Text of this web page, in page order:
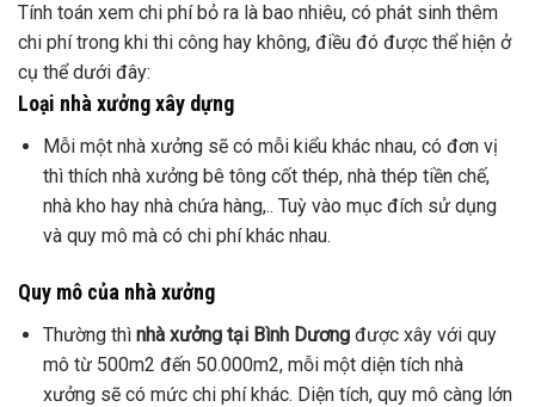
Tính toán xem chi phí bỏ ra là bao nhiêu, có phát sinh thêm
chi phí trong khi thi công hay không, điều đó được thể hiện ở
cụ thể dưới đây:
Loại nhà xưởng xây dựng
Mỗi một nhà xưởng sẽ có mỗi kiểu khác nhau, có đơn vị
thì thích nhà xưởng bê tông cốt thép, nhà thép tiền chế,
nhà kho hay nhà chứa hàng,.. Tuỳ vào mục đích sử dụng
và quy mô mà có chi phí khác nhau.
Quy mô của nhà xưởng
Thường thì nhà xưởng tại Bình Dươngđược xây với quy
mô từ 500m2 đến 50.000m2, mỗi một diện tích nhà
xưởng sẽ có mức chi phí khác. Diện tích, quy mô càng lớn